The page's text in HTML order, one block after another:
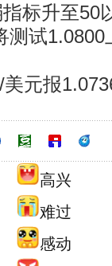
标升至50
测试1.0800
元报
高兴
难过
感动